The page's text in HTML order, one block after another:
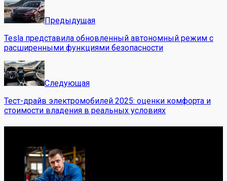
Предыдущая
Tesla представила обновленный автономный режим с
расширенными функциями безопасности
Следующая
Тест-драйв электромобилей 2025: оценки комфорта и
стоимости владения в реальных условиях